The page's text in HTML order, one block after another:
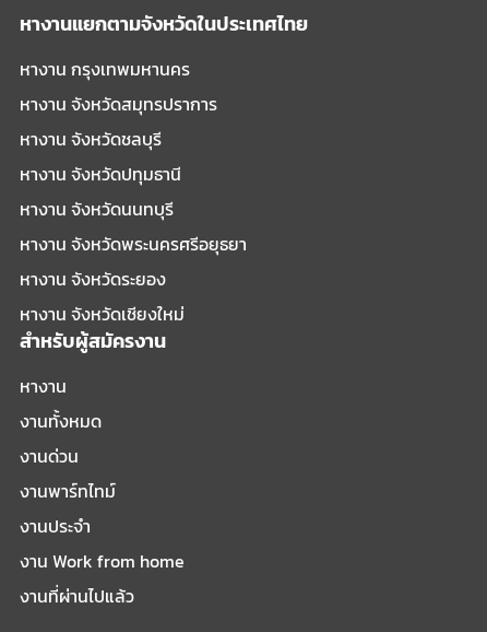
หางานแยกตามจังหวัดในประเทศไทย
หางาน กรุงเทพมหานคร
หางาน จังหวัดสมุทรปราการ
หางาน จังหวัดชลบุรี
หางาน จังหวัดปทุมธานี
หางาน จังหวัดนนทบุรี
หางาน จังหวัดพระนครศรีอยุธยา
หางาน จังหวัดระยอง
หางาน จังหวัดเชียงใหม่
สำหรับผู้สมัครงาน
หางาน
งานทั้งหมด
งานด่วน
งานพาร์ทไทม์
งานประจำ
งาน Work from home
งานที่ผ่านไปแล้ว